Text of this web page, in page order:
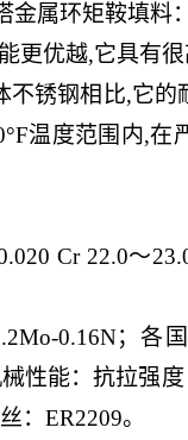
属环矩鞍填料
更优越,它具有
锈钢相比,它
温度范围内,
Cr 22.0～
0.16N；各国
性能：抗拉强
：ER2209。